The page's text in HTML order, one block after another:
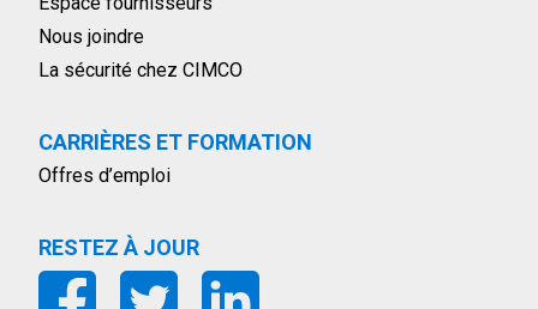
Nous joindre
La sécurité chez CIMCO
CARRIÈRES ET FORMATION
Offres d’emploi
RESTEZ À JOUR